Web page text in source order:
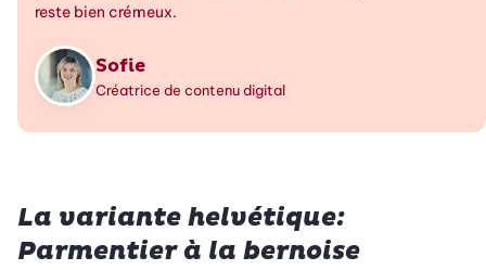
reste bien crémeux.
Sofie
Créatrice de contenu digital
La variante helvétique:
Parmentier à la bernoise